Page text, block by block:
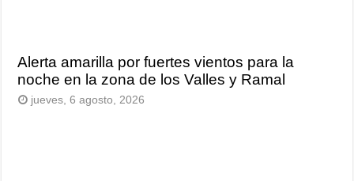
Alerta amarilla por fuertes vientos para la
noche en la zona de los Valles y Ramal
jueves, 6 agosto, 2026